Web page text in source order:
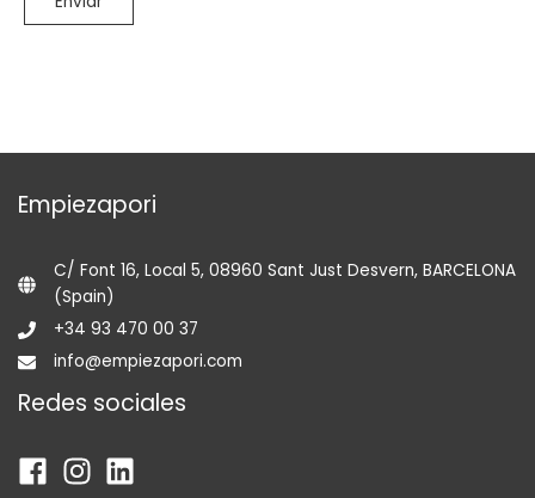
Empiezapori
C/ Font 16, Local 5, 08960 Sant Just Desvern, BARCELONA
(Spain)
+34 93 470 00 37
info@empiezapori.com
Redes sociales